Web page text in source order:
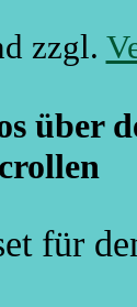
zzgl.
über